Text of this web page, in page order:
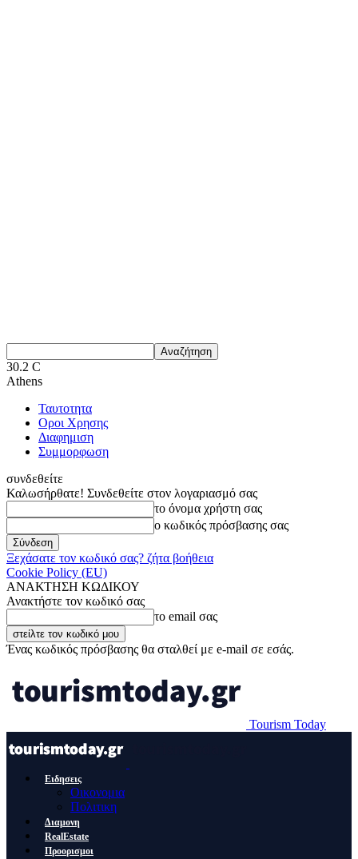
30.2 C
Athens
Ταυτοτητα
Οροι Χρησης
Διαφημιση
Συμμορφωση
συνδεθείτε
Καλωσήρθατε! Συνδεθείτε στον λογαριασμό σας
το όνομα χρήστη σας
ο κωδικός πρόσβασης σας
Ξεχάσατε τον κωδικό σας? ζήτα βοήθεια
Cookie Policy (EU)
ΑΝΑΚΤΗΣΗ ΚΩΔΙΚΟΥ
Ανακτήστε τον κωδικό σας
το email σας
Ένας κωδικός πρόσβασης θα σταλθεί με e-mail σε εσάς.
Tourism Today
Ειδησεις
Οικονομια
Πολιτικη
Διαμονη
RealEstate
Προορισμοι